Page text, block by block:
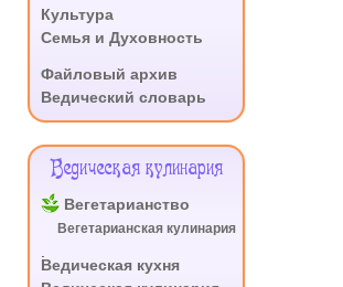
Культура
Семья и Духовность
Файловый архив
Ведический словарь
Ведическая кулинария
Вегетарианство
Вегетарианская кулинария
Ведическая кухня